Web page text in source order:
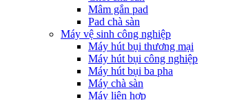
Mâm gắn pad
Pad chà sàn
Máy vệ sinh công nghiệp
Máy hút bụi thương mại
Máy hút bụi công nghiệp
Máy hút bụi ba pha
Máy chà sàn
Máy liên hợp